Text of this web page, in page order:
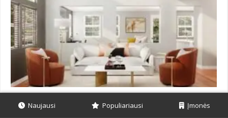
Baldų prekybos įmonės pagal darbuotojų skaičių
Kaune
Naujausi Populiariausi Įmonės